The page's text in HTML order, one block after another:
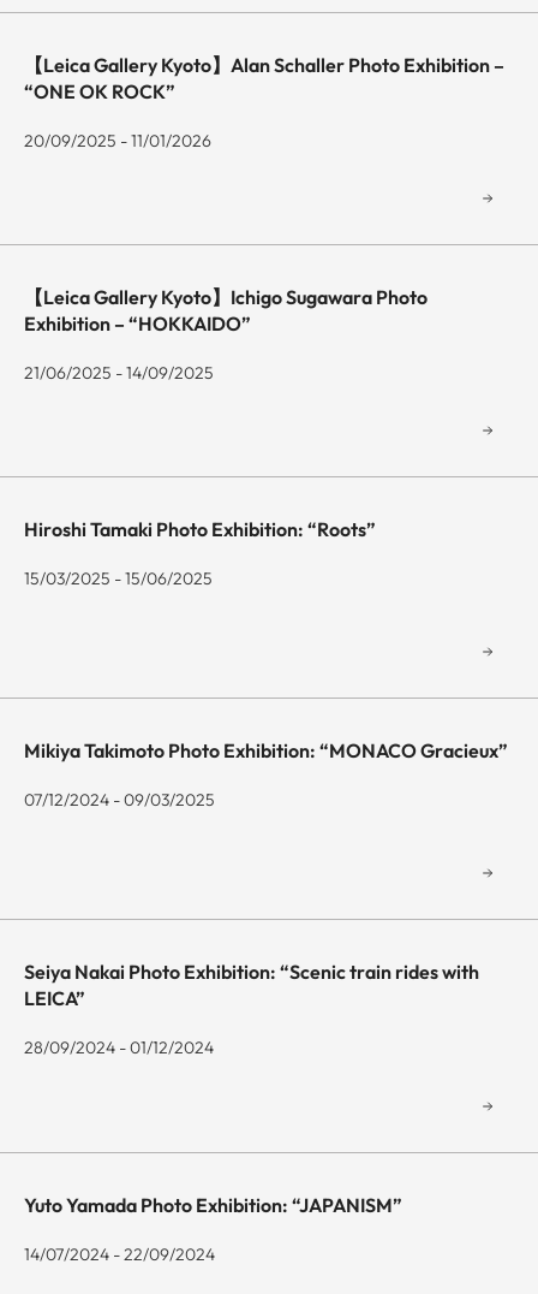
【Leica Gallery Kyoto】Alan Schaller Photo Exhibition –
“ONE OK ROCK”
20/09/2025 - 11/01/2026
【Leica Gallery Kyoto】Ichigo Sugawara Photo
Exhibition – “HOKKAIDO”
21/06/2025 - 14/09/2025
Hiroshi Tamaki Photo Exhibition: “Roots”
15/03/2025 - 15/06/2025
Mikiya Takimoto Photo Exhibition: “MONACO Gracieux”
07/12/2024 - 09/03/2025
Seiya Nakai Photo Exhibition: “Scenic train rides with
LEICA”
28/09/2024 - 01/12/2024
Yuto Yamada Photo Exhibition: “JAPANISM”
14/07/2024 - 22/09/2024